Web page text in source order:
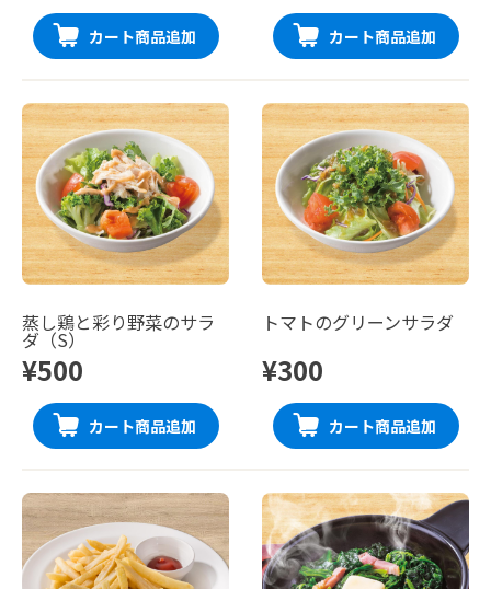
カート商品追加 カート商品追加
蒸し鶏と彩り野菜のサラ
ダ（S）
¥500
カート商品追加
トマトのグリーンサラダ
¥300
カート商品追加